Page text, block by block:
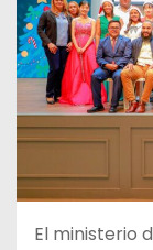
El ministerio